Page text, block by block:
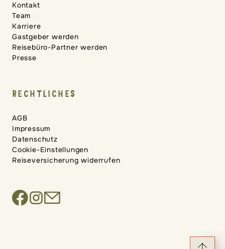
Kontakt
Team
Karriere
Gastgeber werden
Reisebüro-Partner werden
Presse
RECHTLICHES
AGB
Impressum
Datenschutz
Cookie-Einstellungen
Reiseversicherung widerrufen